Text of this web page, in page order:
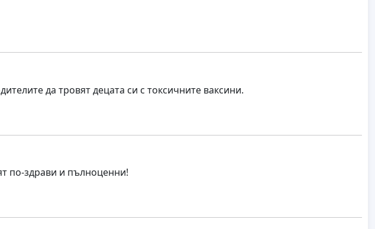
да тровят децата си с токсичните ваксини.
по-здрави и пълноценни!